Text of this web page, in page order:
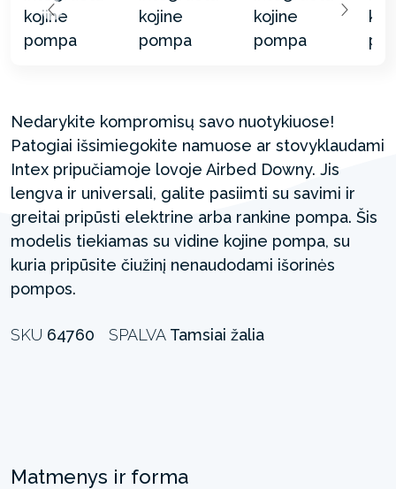
Nedarykite kompromisų savo nuotykiuose!
Patogiai išsimiegokite namuose ar stovyklaudami
Intex pripučiamoje lovoje Airbed Downy. Jis
lengva ir universali, galite pasiimti su savimi ir
greitai pripūsti elektrine arba rankine pompa. Šis
modelis tiekiamas su vidine kojine pompa, su
kuria pripūsite čiužinį nenaudodami išorinės
pompos.
SKU 64760 SPALVA Tamsiai žalia
Matmenys ir forma